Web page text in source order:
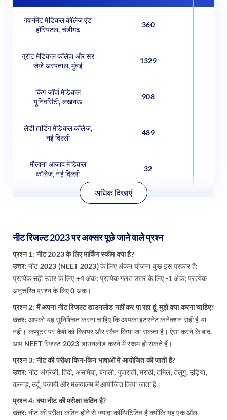
गवर्नमेंट मेडिकल कॉलेज एंड
हॉस्पिटल, चंडीगढ़
360
ग्रांट मेडिकल कॉलेज और सर
जेजे अस्पताल, मुंबई
1329
किंग जॉर्ज मेडिकल
यूनिवर्सिटी, लखनऊ
908
लेडी हार्डिंग मेडिकल कॉलेज,
नई दिल्ली
489
मौलाना आजाद मेडिकल
कॉलेज, नई दिल्ली
32
अधिक दिखाएं
नीट रिजल्ट 2023 पर अक्सर पूछे जाने वाले प्रश्न
प्रश्न 1: नीट 2023 के लिए मार्किंग स्कीम क्या है?
उत्तर: नीट 2023 (NEET 2023) के लिए अंकन योजना कुछ इस प्रकार है:
प्रत्येक सही उत्तर के लिए +4 अंक; प्रत्येक गलत उत्तर के लिए -1 अंक; प्रत्येक
अनुत्तरित प्रश्न के लिए 0 अंक।
प्रश्न 2: मैं अपना नीट रिजल्ट डाउनलोड नहीं कर पा रहा हूं, मुझे क्या करना चाहिए?
उत्तर: आपको यह सुनिश्चित करना चाहिए कि आपका इंटरनेट कनेक्शन सही है या
नहीं। कंप्यूटर पर कैशे को क्लियर और स्कैन किया जा सकता है। ऐसा करने के बाद,
आप NEET रिजल्ट 2023 डाउनलोड करने में सक्षम हो सकते हैं।
प्रश्न 3: नीट की परीक्षा किन-किन भाषाओं में आयोजित की जाती है?
उत्तर: नीट अंग्रेजी, हिंदी, असमिया, बंगाली, गुजराती, मराठी, तमिल, तेलुगु, उड़िया,
कन्नड़, उर्दू, पंजाबी और मलयालम में आयोजित किया जाता है।
प्रश्न 4: क्या नीट की परीक्षा कठिन है?
उत्तर: नीट की परीक्षा कठिन होने से ज्यादा कॉम्पिटिटिव है क्योंकि यह एक ऑल